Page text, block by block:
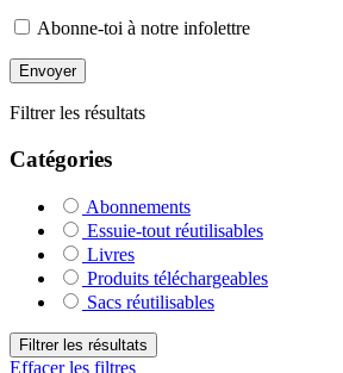
Abonne-toi à notre infolettre
Filtrer les résultats
Catégories
Abonnements
Essuie-tout réutilisables
Livres
Produits téléchargeables
Sacs réutilisables
Filtrer les résultats
Effacer les filtres